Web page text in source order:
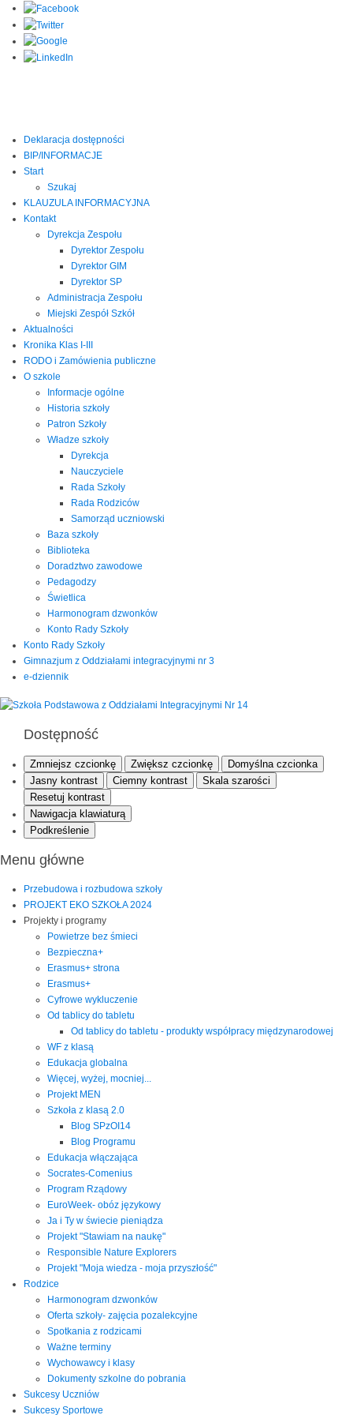
Deklaracja dostępności
BIP/INFORMACJE
Start
Szukaj
KLAUZULA INFORMACYJNA
Kontakt
Dyrekcja Zespołu
Dyrektor Zespołu
Dyrektor GIM
Dyrektor SP
Administracja Zespołu
Miejski Zespół Szkół
Aktualności
Kronika Klas I-III
RODO i Zamówienia publiczne
O szkole
Informacje ogólne
Historia szkoły
Patron Szkoły
Władze szkoły
Dyrekcja
Nauczyciele
Rada Szkoły
Rada Rodziców
Samorząd uczniowski
Baza szkoły
Biblioteka
Doradztwo zawodowe
Pedagodzy
Świetlica
Harmonogram dzwonków
Konto Rady Szkoły
Konto Rady Szkoły
Gimnazjum z Oddziałami integracyjnymi nr 3
e-dziennik
Dostępność
Zmniejsz czcionkę Zwiększ czcionkę
Domyślna czcionka
Jasny kontrast
Ciemny kontrast
Skala szarości
Resetuj kontrast
Nawigacja klawiaturą
Podkreślenie
Menu główne
Przebudowa i rozbudowa szkoły
PROJEKT EKO SZKOŁA 2024
Projekty i programy
Powietrze bez śmieci
Bezpieczna+
Erasmus+ strona
Erasmus+
Cyfrowe wykluczenie
Od tablicy do tabletu
Od tablicy do tabletu - produkty współpracy międzynarodowej
WF z klasą
Edukacja globalna
Więcej, wyżej, mocniej...
Projekt MEN
Szkoła z klasą 2.0
Blog SPzOI14
Blog Programu
Edukacja włączająca
Socrates-Comenius
Program Rządowy
EuroWeek- obóz językowy
Ja i Ty w świecie pieniądza
Projekt "Stawiam na naukę"
Responsible Nature Explorers
Projekt "Moja wiedza - moja przyszłość"
Rodzice
Harmonogram dzwonków
Oferta szkoły- zajęcia pozalekcyjne
Spotkania z rodzicami
Ważne terminy
Wychowawcy i klasy
Dokumenty szkolne do pobrania
Sukcesy Uczniów
Sukcesy Sportowe